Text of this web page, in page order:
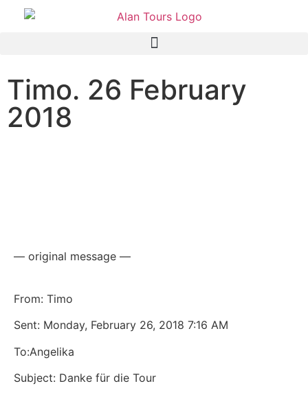
Timo. 26 February
2018
— original message —
From: Timo
Sent: Monday, February 26, 2018 7:16 AM
To:Angelika
Subject: Danke für die Tour